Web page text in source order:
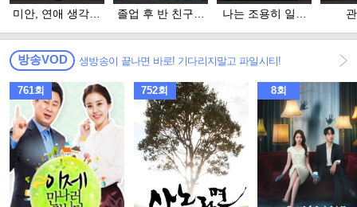
미안, 연애 생각은
졸업 후 반 친구들
나는 조용히 일하
방송VOD 생방송이 끝나면 바로! 기다리지말고 파일시티!
761회 752회 8회